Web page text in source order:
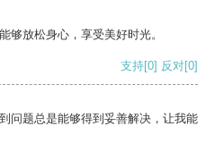
够放松身心，享受美好时光。
支持[0] 反对[0]
问题总是能够得到妥善解决，让我能